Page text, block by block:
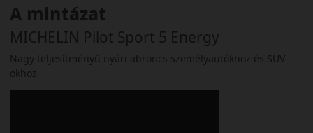
A mintázat
MICHELIN Pilot Sport 5 Energy
Nagy teljesítményű nyári abroncs személyautókhoz és SUV-
okhoz